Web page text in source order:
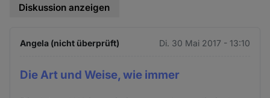
Diskussion anzeigen
Angela (nicht überprüft) Di. 30 Mai 2017 - 13:10
Die Art und Weise, wie immer